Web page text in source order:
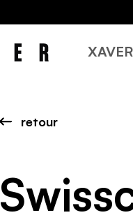
retour